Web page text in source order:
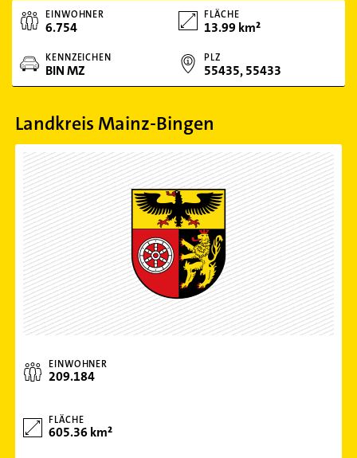
EINWOHNER
6.754
FLÄCHE
13.99 km²
KENNZEICHEN
BIN MZ
PLZ
55435, 55433
Landkreis Mainz-Bingen
EINWOHNER
209.184
FLÄCHE
605.36 km²